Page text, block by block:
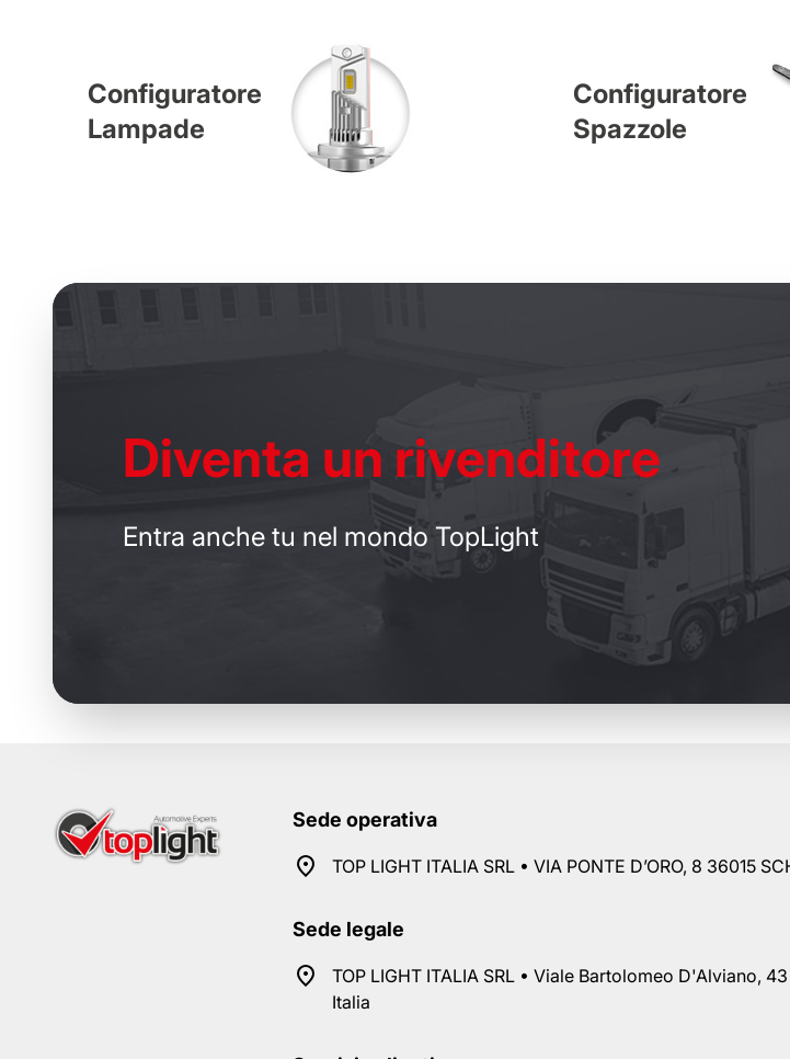
Configuratore
Lampade
Configuratore
Spazzole
Diventa un rivenditore
Entra anche tu nel mondo TopLight
Sede operativa
TOP LIGHT ITALIA SRL • VIA PONTE D’ORO, 8 36015
Sede legale
TOP LIGHT ITALIA SRL • Viale Bartolomeo D'Alviano,
Italia